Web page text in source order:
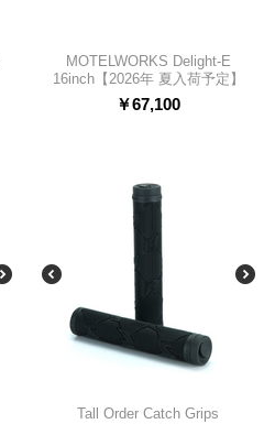
MOTELWORKS Delight-E
16inch【2026年 夏入荷予定】
￥67,100
Tall Order Catch Grips